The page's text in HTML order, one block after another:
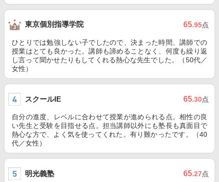
東京個別指導学院 65.95点
ひとりでは勉強しない子でしたので、決まった時間、講師での
授業はとても良かった。講師も諦めることなく、何度も繰り返
し言って聞かせたりもしてくれる熱心な先生でした。（50代／
女性）
スクールIE 65.30点
自分の進度、レベルに合わせて授業が進められる点。相性の良
い先生と受験を目指せる点。担当講師以外にも塾長も真面目で
熱心な方で、よく気を使ってくれた。有り難かったです。（40
代／女性）
明光義塾 65.27点